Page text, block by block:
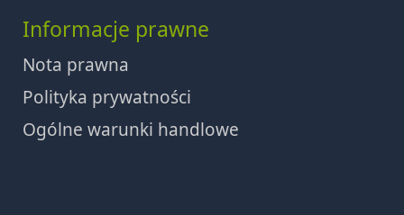
Informacje prawne
Nota prawna
Polityka prywatności
Ogólne warunki handlowe